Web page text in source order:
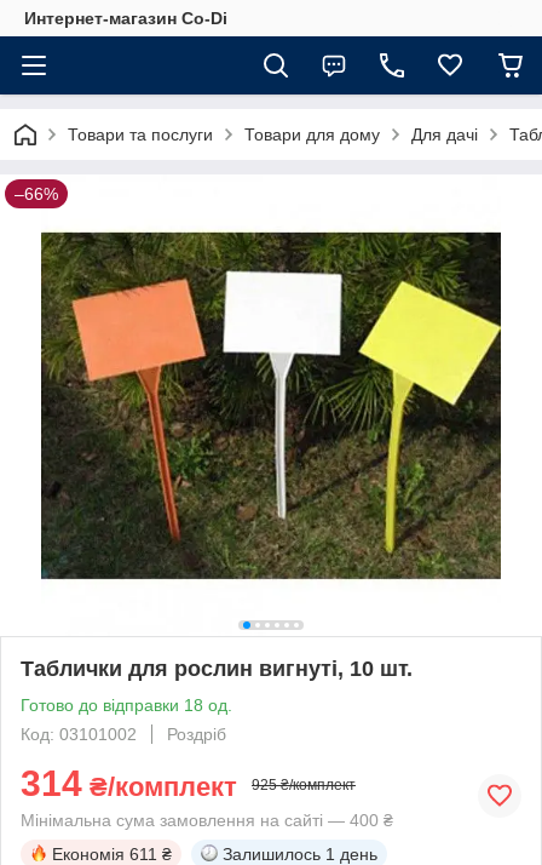
Интернет-магазин Co-Di
Товари та послуги Товари для дому Для дачі
–66%
Таблички для рослин вигнуті, 10 шт.
Готово до відправки 18 од.
Код: 03101002
Роздріб
314 ₴/комплект 925 ₴/комплект
Мінімальна сума замовлення на сайті — 400 ₴
Економія 611 ₴ Залишилось 1 день